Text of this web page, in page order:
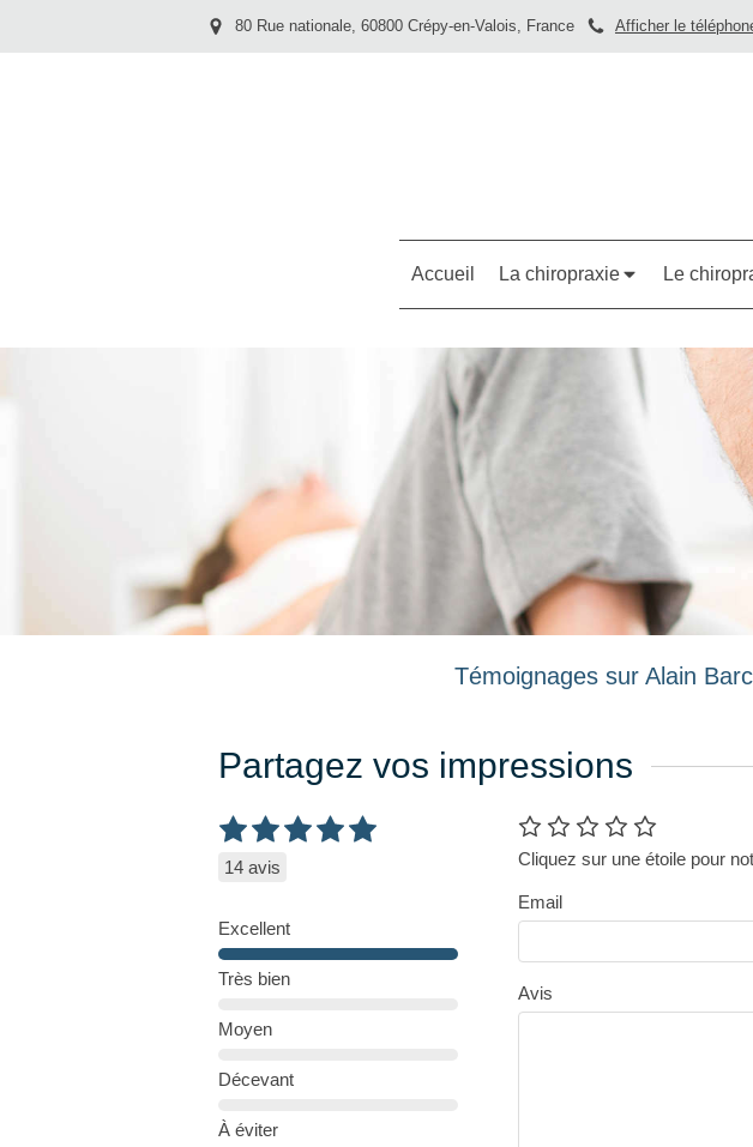
80 Rue nationale, 60800 Crépy-en-Valois, France Afficher le
Accueil La chiropraxie Le
Témoignages sur Alain
Partagez vos impressions
14 avis
Excellent
Très bien
Moyen
Décevant
À éviter
Cliquez sur une étoile pour
Email
Avis